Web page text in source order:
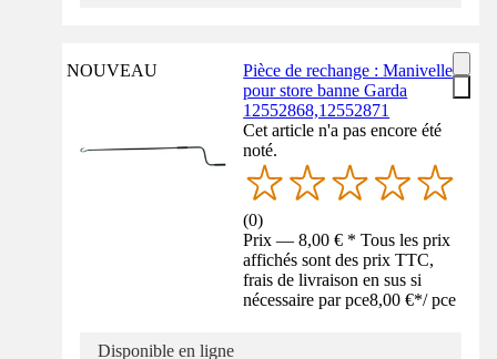
NOUVEAU
Pièce de rechange : Manivelle
pour store banne Garda
12552868,12552871
Cet article n'a pas encore été
noté.
(0)
Prix — 8,00 € * Tous les prix
affichés sont des prix TTC,
frais de livraison en sus si
nécessaire par pce8,00 €*/ pce
Disponible en ligne